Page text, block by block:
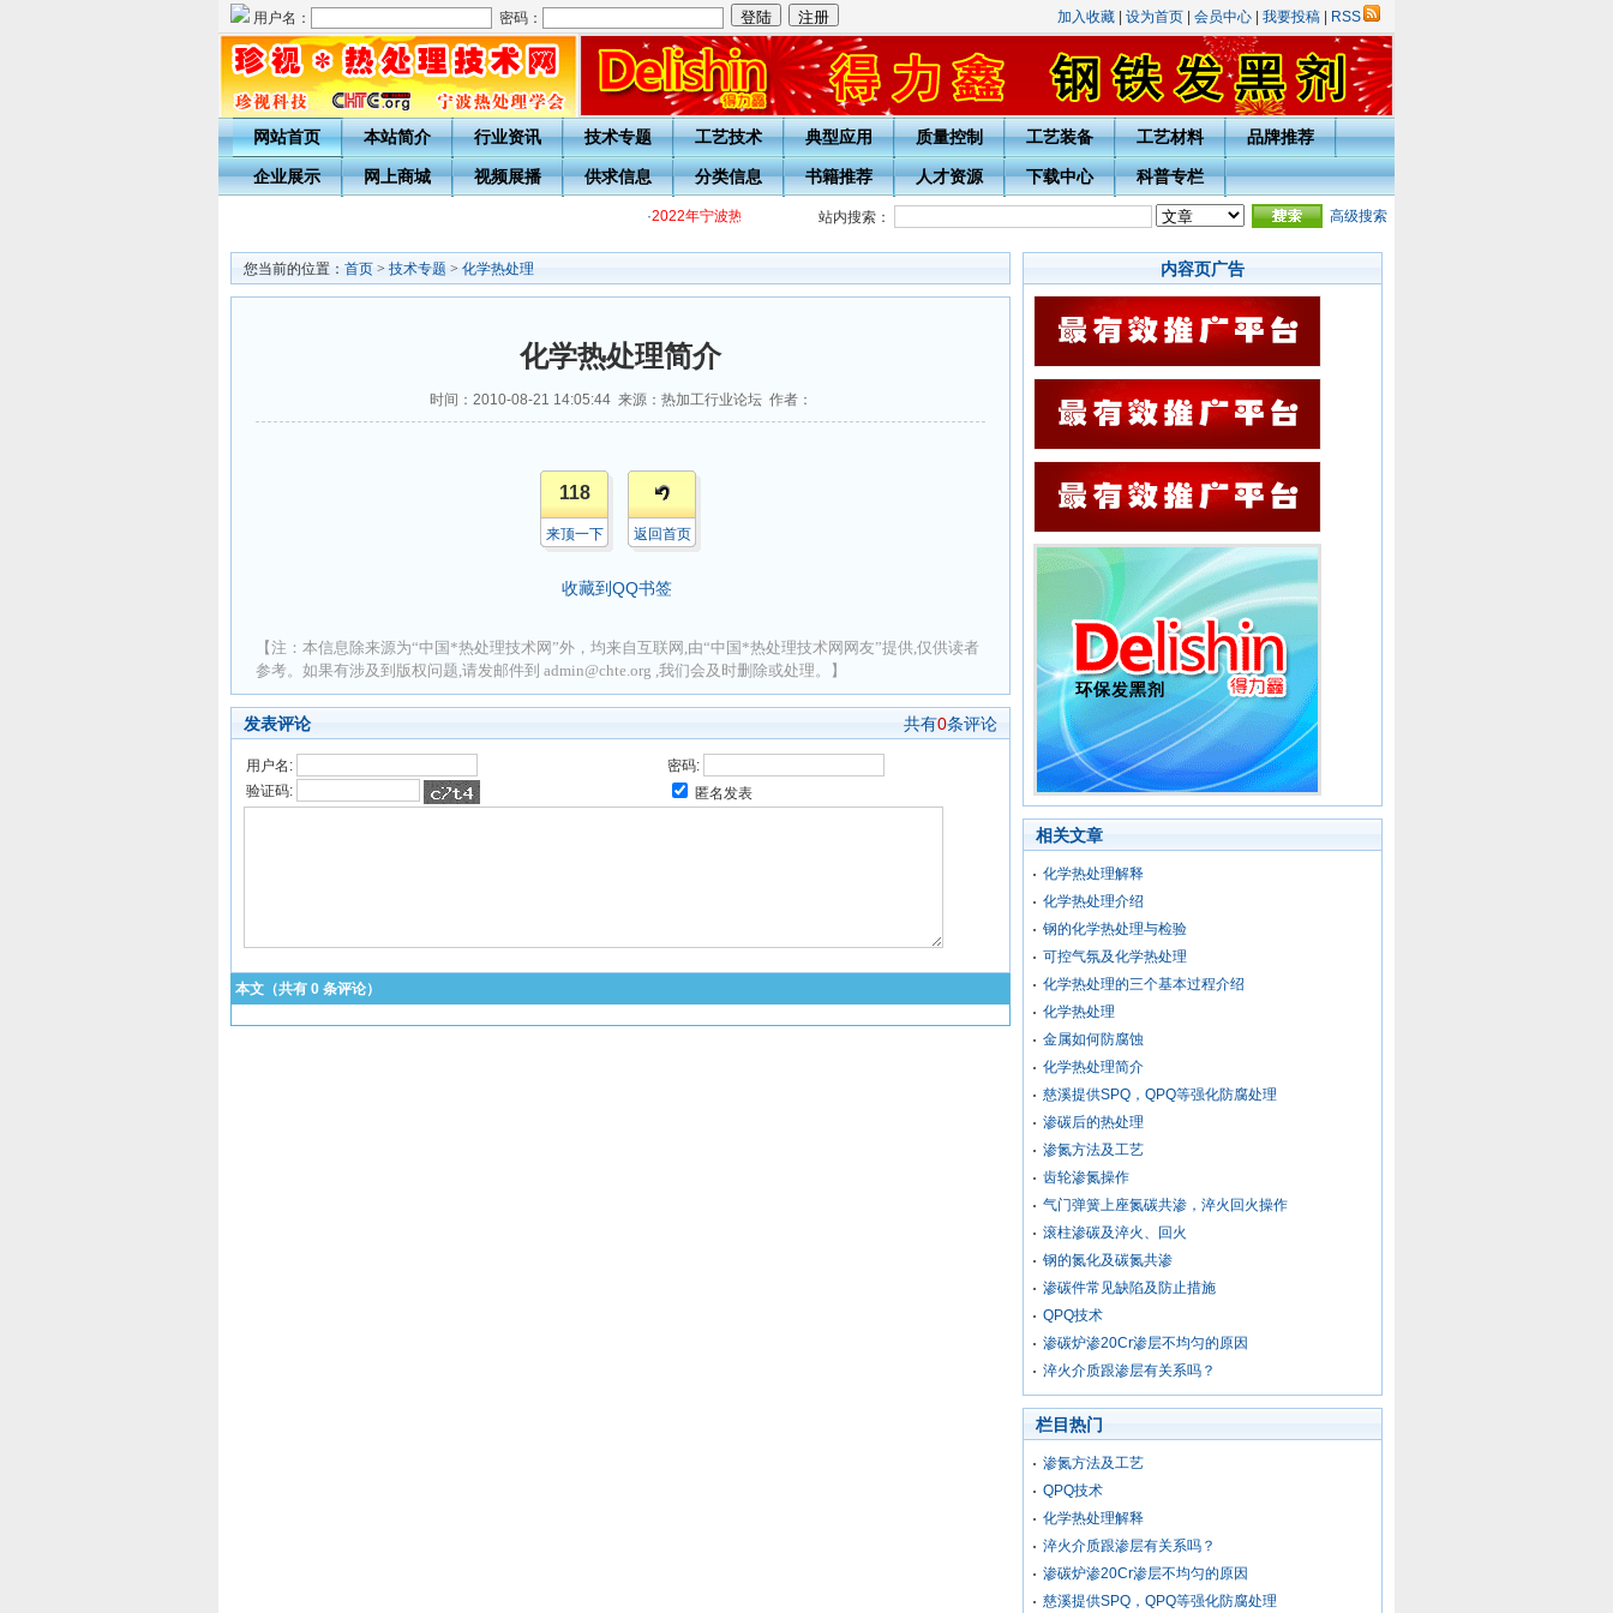
用户名： 密码： 加入收藏 设为首页 会员中心 我要投稿 RSS
网站首页 本站简介 行业资讯 技术专题 工艺技术 典型应用 质量控制 工艺装备 工艺材料 品牌推荐
企业展示 网上商城 视频展播 供求信息 分类信息 书籍推荐 人才资源 下载中心 科普专栏
2022年宁波热处理学会各级热处理工培训通知 关于开展20周年庆表彰评选活动的通知 热处理技术网投稿指南 ·宁波市热处理学会会员入会须知
站内搜索： 高级搜索
您当前的位置： 首页 > 技术专题 > 化学热处理
化学热处理简介
时间：2010-08-21 14:05:44 来源：热加工行业论坛 作者：
118
来顶一下 返回首页
收藏到QQ书签
【注：本信息除来源为“中国*热处理技术网”外，均来自互联网,由“中国*热处理技术网网友”提供,仅供读者
参考。如果有涉及到版权问题,请发邮件到 admin@chte.org ,我们会及时删除或处理。】
发表评论 共有0条评论
用户名:
密码:
验证码:
匿名发表
本文（共有 0 条评论）
内容页广告
相关文章
化学热处理解释
化学热处理介绍
钢的化学热处理与检验
可控气氛及化学热处理
化学热处理的三个基本过程介绍
化学热处理
金属如何防腐蚀
化学热处理简介
慈溪提供SPQ，QPQ等强化防腐处理
渗碳后的热处理
渗氮方法及工艺
齿轮渗氮操作
气门弹簧上座氮碳共渗，淬火回火操作
滚柱渗碳及淬火、回火
钢的氮化及碳氮共渗
渗碳件常见缺陷及防止措施
QPQ技术
渗碳炉渗20Cr渗层不均匀的原因
淬火介质跟渗层有关系吗？
栏目热门
渗氮方法及工艺
QPQ技术
化学热处理解释
淬火介质跟渗层有关系吗？
渗碳炉渗20Cr渗层不均匀的原因
慈溪提供SPQ，QPQ等强化防腐处理